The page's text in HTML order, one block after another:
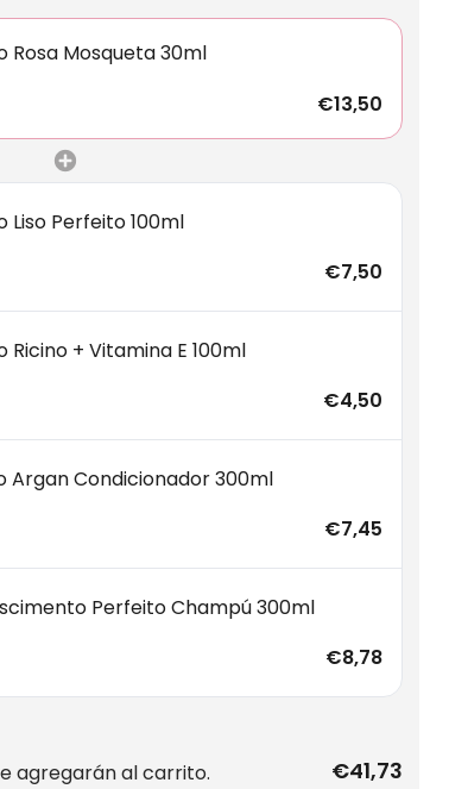
Rosa Mosqueta 30ml
€13,50
Liso Perfeito 100ml
€7,50
Ricino + Vitamina E 100ml
€4,50
Argan Condicionador 300ml
€7,45
Perfeito Champú 300ml
€8,78
agregarán al carrito.
€41,73